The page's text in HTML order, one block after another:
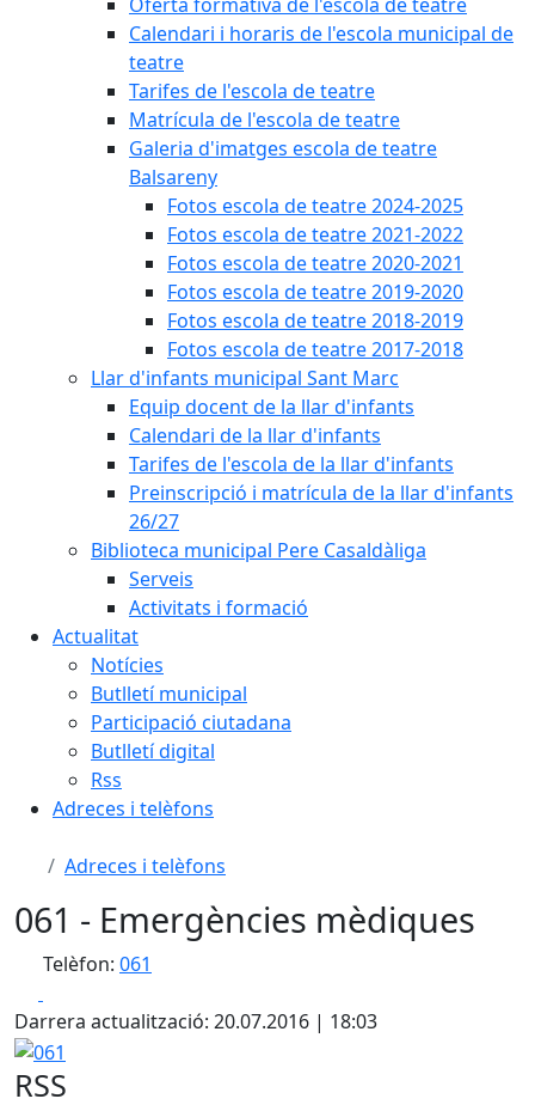
Calendari i horaris de l'escola municipal de
teatre
Tarifes de l'escola de teatre
Matrícula de l'escola de teatre
Galeria d'imatges escola de teatre
Balsareny
Fotos escola de teatre 2024-2025
Fotos escola de teatre 2021-2022
Fotos escola de teatre 2020-2021
Fotos escola de teatre 2019-2020
Fotos escola de teatre 2018-2019
Fotos escola de teatre 2017-2018
Llar d'infants municipal Sant Marc
Equip docent de la llar d'infants
Calendari de la llar d'infants
Tarifes de l'escola de la llar d'infants
Preinscripció i matrícula de la llar d'infants
26/27
Biblioteca municipal Pere Casaldàliga
Serveis
Activitats i formació
Actualitat
Notícies
Butlletí municipal
Participació ciutadana
Butlletí digital
Rss
Adreces i telèfons
Adreces i telèfons
061 - Emergències mèdiques
Telèfon: 061
Darrera actualització: 20.07.2016 | 18:03
061
RSS